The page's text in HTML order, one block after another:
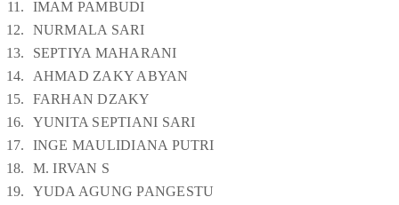
IMAM PAMBUDI
NURMALA SARI
SEPTIYA MAHARANI
AHMAD ZAKY ABYAN
FARHAN DZAKY
YUNITA SEPTIANI SARI
INGE MAULIDIANA PUTRI
M. IRVAN S
YUDA AGUNG PANGESTU